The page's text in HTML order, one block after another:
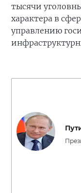
тысячи
характера в
управлению